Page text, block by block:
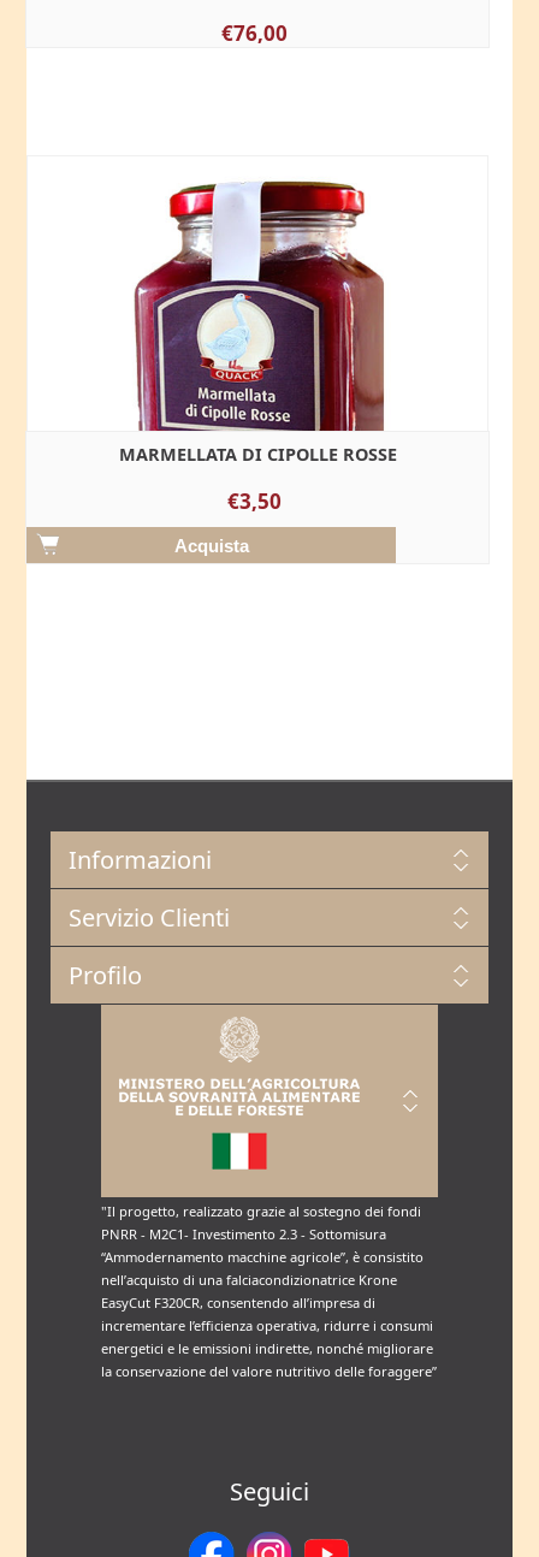
€76,00
MARMELLATA DI CIPOLLE ROSSE
€3,50
Informazioni
Servizio Clienti
Profilo
"Il progetto, realizzato grazie al sostegno dei fondi
PNRR - M2C1- Investimento 2.3 - Sottomisura
“Ammodernamento macchine agricole”, è consistito
nell’acquisto di una falciacondizionatrice Krone
EasyCut F320CR, consentendo all’impresa di
incrementare l’efficienza operativa, ridurre i consumi
energetici e le emissioni indirette, nonché migliorare
la conservazione del valore nutritivo delle foraggere”
Seguici